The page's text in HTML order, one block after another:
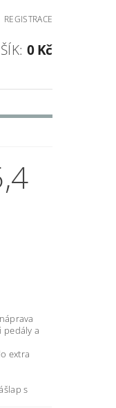
REGISTRACE
0 Kč
pedály a
extra
s